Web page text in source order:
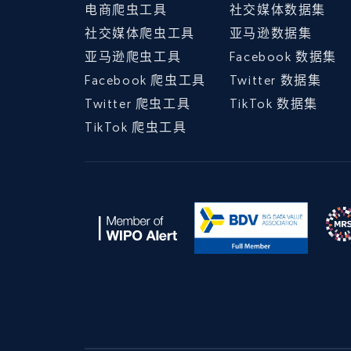
电商爬虫工具
社交媒体爬虫工具
亚马逊爬虫工具
Facebook 爬虫工具
Twitter 爬虫工具
TikTok 爬虫工具
社交媒体数据集
亚马逊数据集
Facebook 数据集
Twitter 数据集
TikTok 数据集